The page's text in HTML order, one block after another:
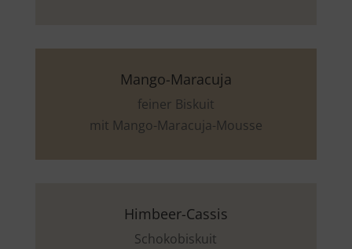
Mango-Maracuja
feiner Biskuit
mit Mango-Maracuja-Mousse
Himbeer-Cassis
Schokobiskuit